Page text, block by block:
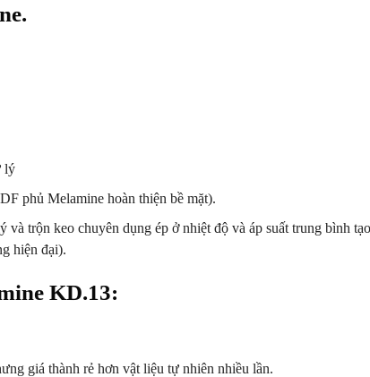
lý
phủ Melamine hoàn thiện bề mặt).
trộn keo chuyên dụng ép ở nhiệt độ và áp suất trung bình
hiện đại).
KD.13:
giá thành rẻ hơn vật liệu tự nhiên nhiều lần.